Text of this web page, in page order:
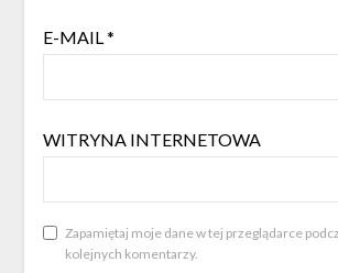
E-MAIL*
WITRYNA INTERNETOWA
Zapamiętaj moje dane w tej przeglądarce
kolejnych komentarzy.